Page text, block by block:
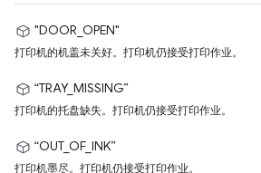
"DOOR_OPEN"
打印机的机盖未关好。打印机仍接受打印作业。
“TRAY_MISSING”
打印机的托盘缺失。打印机仍接受打印作业。
“OUT_OF_INK”
打印机墨尽。打印机仍接受打印作业。